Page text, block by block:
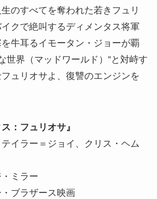
のすべてを奪われた若きフュリ
クで絶叫するディメンタス将軍
牛耳るイモータン・ジョーが覇
世界（マッドワールド）”と対峙す
ュリオサよ、復讐のエンジンを
：フュリオサ』
イラー＝ジョイ、クリス・ヘム
ミラー
ブラザース映画